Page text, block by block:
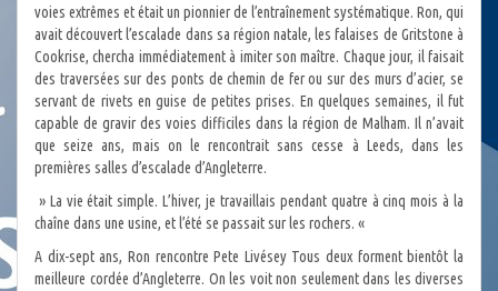
voies extrêmes et était un pionnier de l’entraînement systématique. Ron, qui
avait découvert l’escalade dans sa région natale, les falaises de Gritstone à
Cookrise, chercha immédiatement à imiter son maître. Chaque jour, il faisait
des traversées sur des ponts de chemin de fer ou sur des murs d’acier, se
servant de rivets en guise de petites prises. En quelques semaines, il fut
capable de gravir des voies difficiles dans la région de Malham. Il n’avait
que seize ans, mais on le rencontrait sans cesse à Leeds, dans les
premières salles d’escalade d’Angleterre.
» La vie était simple. L’hiver, je travaillais pendant quatre à cinq mois à la
chaîne dans une usine, et l’été se passait sur les rochers. «
A dix-sept ans, Ron rencontre Pete Livésey Tous deux forment bientôt la
meilleure cordée d’Angleterre. On les voit non seulement dans les diverses